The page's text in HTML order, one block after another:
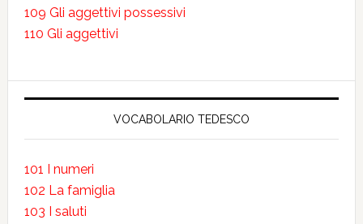
109 Gli aggettivi possessivi
110 Gli aggettivi
VOCABOLARIO TEDESCO
101 I numeri
102 La famiglia
103 I saluti